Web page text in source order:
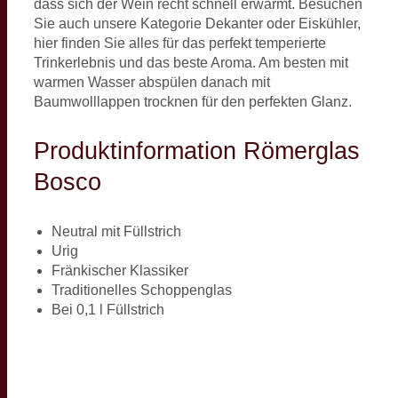
dass sich der Wein recht schnell erwärmt. Besuchen
Sie auch unsere Kategorie Dekanter oder Eiskühler,
hier finden Sie alles für das perfekt temperierte
Trinkerlebnis und das beste Aroma. Am besten mit
warmen Wasser abspülen danach mit
Baumwolllappen trocknen für den perfekten Glanz.
Produktinformation Römerglas
Bosco
Neutral mit Füllstrich
Urig
Fränkischer Klassiker
Traditionelles Schoppenglas
Bei 0,1 l Füllstrich